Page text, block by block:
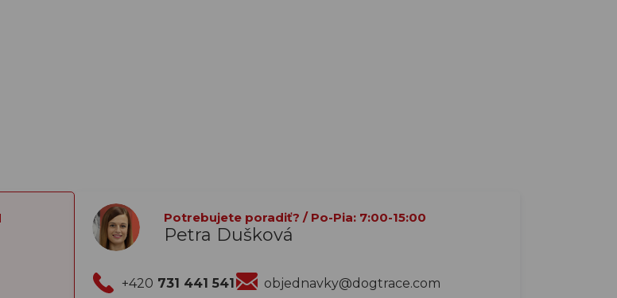
Potrebujete poradiť? / Po-Pia: 7:00-15:00
Petra Dušková
+420 731 441 541 objednavky@dogtrace.com